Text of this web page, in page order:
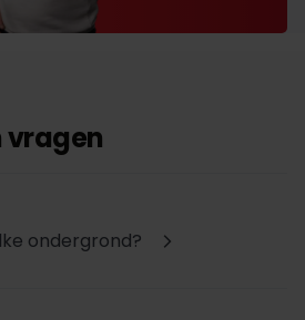
vragen
ondergrond? arrow_forward_ios